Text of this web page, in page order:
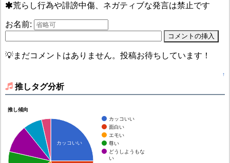
荒らし行為や誹謗中傷、ネガティブな発言は禁止です
お名前:
💡まだコメントはありません。投稿お待ちしています！
↑
推しタグ分析
推し傾向
カッコいい
面白い
エモい
尊い
どうしようもな
い
カッコいい